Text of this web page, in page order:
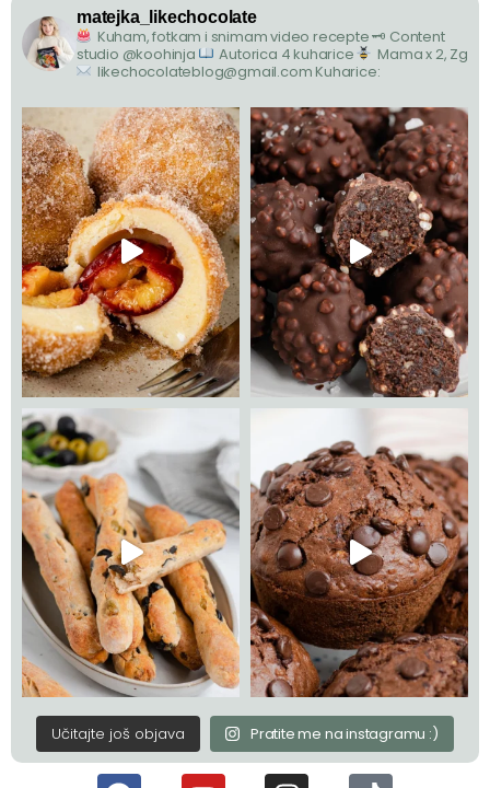
matejka_likechocolate
Kuham, fotkam i snimam video recepte🗝 Content
studio @koohinja
Autorica 4 kuharice
Mama x 2, Zg
likechocolateblog@gmail.com Kuharice:
Učitajte još objava Pratite me na instagramu :)